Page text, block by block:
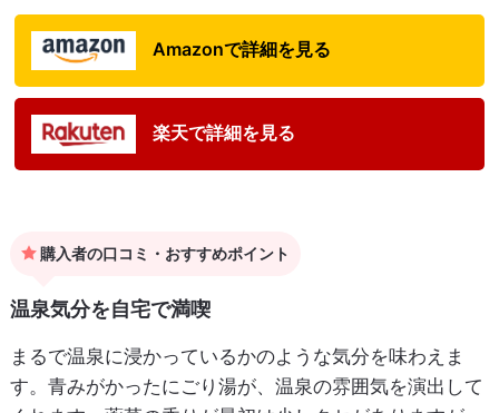
Amazonで詳細を見る
楽天で詳細を見る
購入者の口コミ・おすすめポイント
温泉気分を自宅で満喫
まるで温泉に浸かっているかのような気分を味わえま
す。青みがかったにごり湯が、温泉の雰囲気を演出して